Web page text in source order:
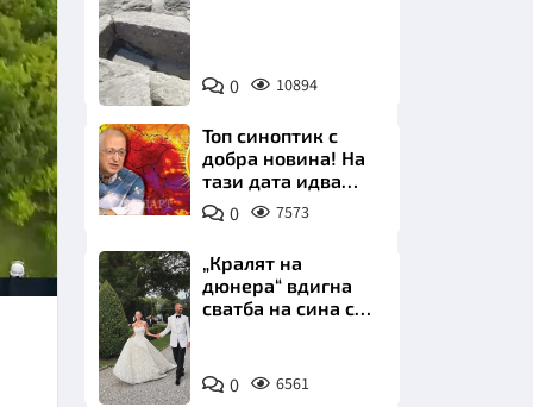
Снимка:
Bulgaria
ON
AIR
0 10894
Топ синоптик с
добра новина! На
тази дата идва
захлаждането
0 7573
Снимка:
Инстаграм
„Кралят на
дюнера“ вдигна
сватба на сина си
Комо
0 6561